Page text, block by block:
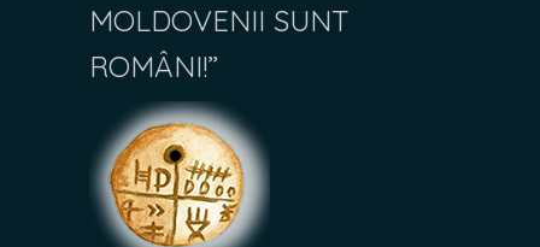
MOLDOVENII SUNT
ROMÂNI!”